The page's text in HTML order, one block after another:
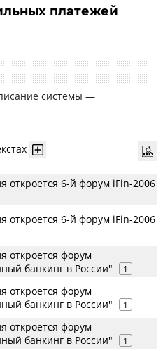
платежей
системы —
откроется 6-й форум iFin-2006
откроется 6-й форум iFin-2006
откроется форум
банкинг в России"
1
откроется форум
банкинг в России"
1
откроется форум
банкинг в России"
1